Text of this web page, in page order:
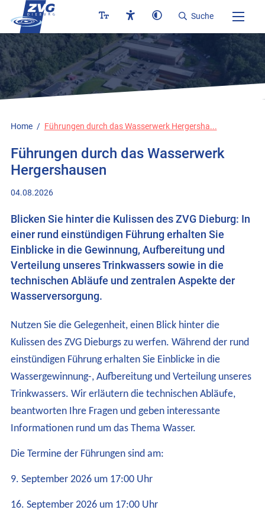
Logo
Suche
Home Führungen durch das Wasserwerk Hergersha...
Führungen durch das Wasserwerk
Hergershausen
04.08.2026
Blicken Sie hinter die Kulissen des ZVG Dieburg: In
einer rund einstündigen Führung erhalten Sie
Einblicke in die Gewinnung, Aufbereitung und
Verteilung unseres Trinkwassers sowie in die
technischen Abläufe und zentralen Aspekte der
Wasserversorgung.
Nutzen Sie die Gelegenheit, einen Blick hinter die
Kulissen des ZVG Dieburgs zu werfen. Während der rund
einstündigen Führung erhalten Sie Einblicke in die
Wassergewinnung-, Aufbereitung und Verteilung unseres
Trinkwassers. Wir erläutern die technischen Abläufe,
beantworten Ihre Fragen und geben interessante
Informationen rund um das Thema Wasser.
Die Termine der Führungen sind am:
9. September 2026 um 17:00 Uhr
16. September 2026 um 17:00 Uhr